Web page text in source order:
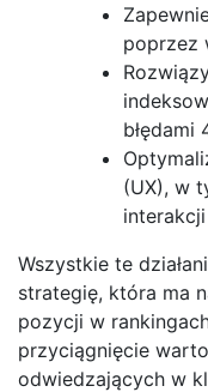
poprzez
błędami
(UX), w
Wszystkie te
strategię, która ma
pozycji w
przyciągnięcie
odwiedzających w